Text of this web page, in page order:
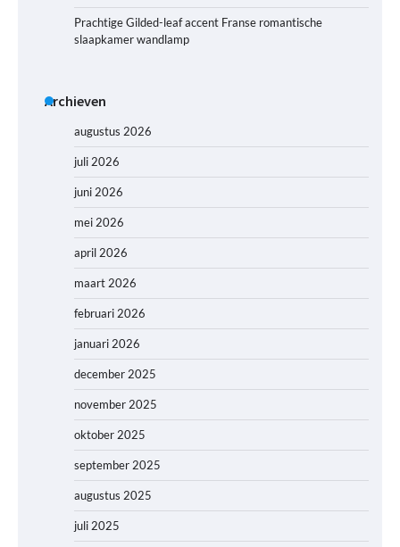
Prachtige Gilded-leaf accent Franse romantische
slaapkamer wandlamp
Archieven
augustus 2026
juli 2026
juni 2026
mei 2026
april 2026
maart 2026
februari 2026
januari 2026
december 2025
november 2025
oktober 2025
september 2025
augustus 2025
juli 2025